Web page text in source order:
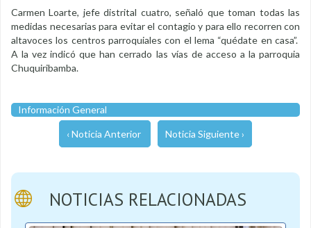
Carmen Loarte, jefe distrital cuatro, señaló que toman todas las
medidas necesarias para evitar el contagio y para ello recorren con
altavoces los centros parroquiales con el lema “quédate en casa”.
A la vez indicó que han cerrado las vías de acceso a la parroquia
Chuquiribamba.
Información General
‹ Noticia Anterior Noticia Siguiente ›
NOTICIAS RELACIONADAS